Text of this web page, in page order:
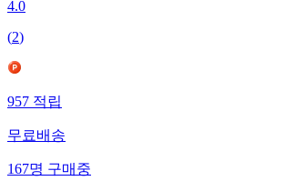
4.0
(2)
957적립
무료배송
167명구매중